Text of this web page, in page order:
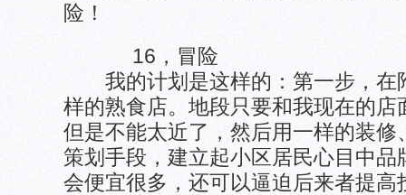
险！
16，冒险
我的计划是这样的：第一步，在
样的熟食店。地段只要和我现在的店
但是不能太近了，然后用一样的装修
策划手段，建立起小区居民心目中
会便宜很多，还可以逼迫后来者提高